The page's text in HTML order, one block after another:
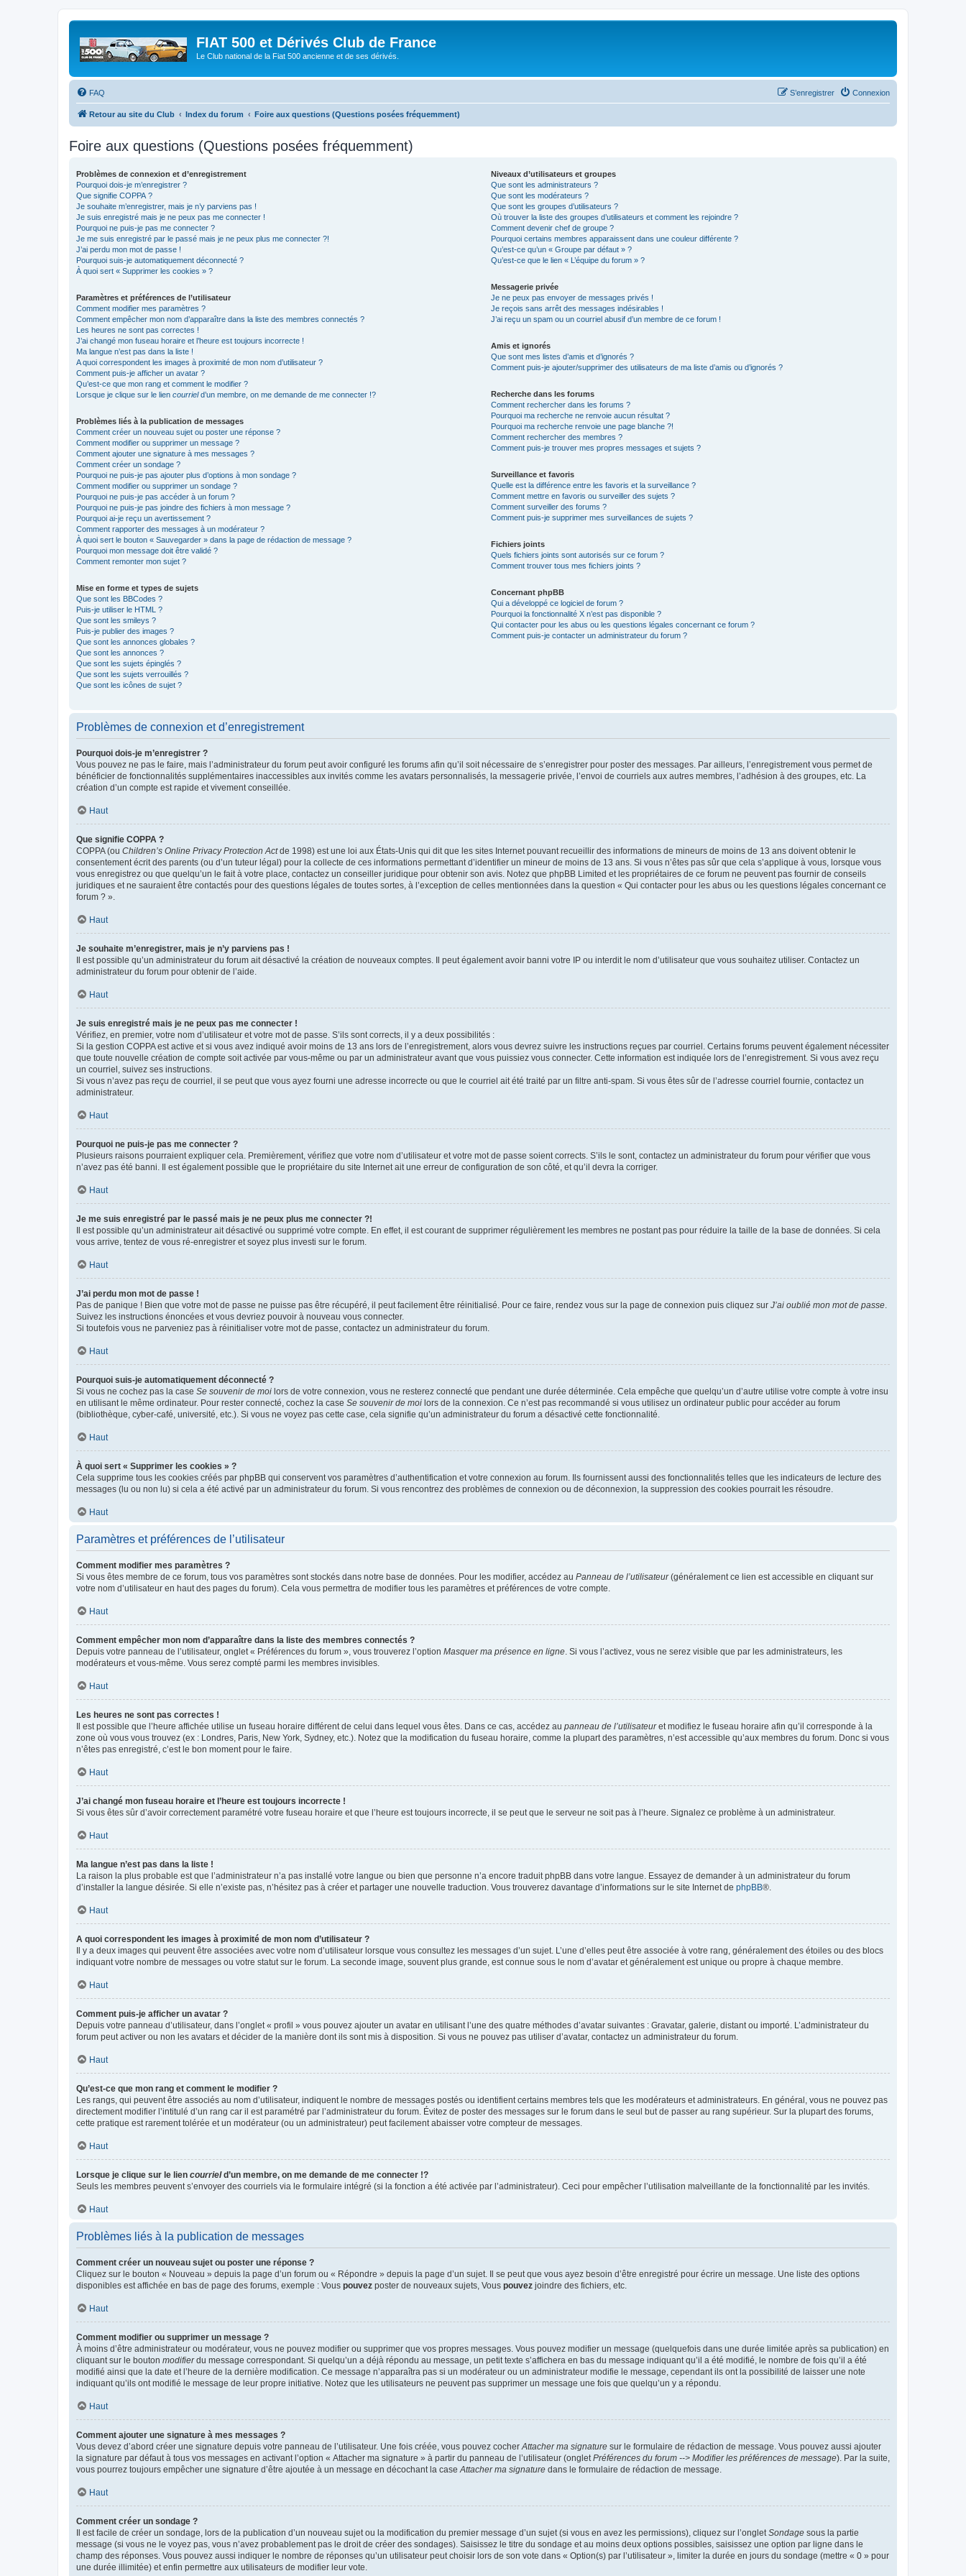
FIAT 500 et Dérivés Club de France
Le Club national de la Fiat 500 ancienne et de ses dérivés.
FAQ Connexion
S’enregistrer
Retour au site du Club Index du forum Foire aux questions (Questions posées fréquemment)
Foire aux questions (Questions posées fréquemment)
Problèmes de connexion et d’enregistrement
Pourquoi dois-je m’enregistrer ?
Que signifie COPPA ?
Je souhaite m’enregistrer, mais je n’y parviens pas !
Je suis enregistré mais je ne peux pas me connecter !
Pourquoi ne puis-je pas me connecter ?
Je me suis enregistré par le passé mais je ne peux plus me connecter ?!
J’ai perdu mon mot de passe !
Pourquoi suis-je automatiquement déconnecté ?
À quoi sert « Supprimer les cookies » ?
Paramètres et préférences de l’utilisateur
Comment modifier mes paramètres ?
Comment empêcher mon nom d’apparaître dans la liste des membres connectés ?
Les heures ne sont pas correctes !
J’ai changé mon fuseau horaire et l’heure est toujours incorrecte !
Ma langue n’est pas dans la liste !
A quoi correspondent les images à proximité de mon nom d’utilisateur ?
Comment puis-je afficher un avatar ?
Qu’est-ce que mon rang et comment le modifier ?
Lorsque je clique sur le lien courrield’un membre, on me demande de me connecter !?
Problèmes liés à la publication de messages
Comment créer un nouveau sujet ou poster une réponse ?
Comment modifier ou supprimer un message ?
Comment ajouter une signature à mes messages ?
Comment créer un sondage ?
Pourquoi ne puis-je pas ajouter plus d’options à mon sondage ?
Comment modifier ou supprimer un sondage ?
Pourquoi ne puis-je pas accéder à un forum ?
Pourquoi ne puis-je pas joindre des fichiers à mon message ?
Pourquoi ai-je reçu un avertissement ?
Comment rapporter des messages à un modérateur ?
À quoi sert le bouton « Sauvegarder » dans la page de rédaction de message ?
Pourquoi mon message doit être validé ?
Comment remonter mon sujet ?
Mise en forme et types de sujets
Que sont les BBCodes ?
Puis-je utiliser le HTML ?
Que sont les smileys ?
Puis-je publier des images ?
Que sont les annonces globales ?
Que sont les annonces ?
Que sont les sujets épinglés ?
Que sont les sujets verrouillés ?
Que sont les icônes de sujet ?
Niveaux d’utilisateurs et groupes
Que sont les administrateurs ?
Que sont les modérateurs ?
Que sont les groupes d’utilisateurs ?
Où trouver la liste des groupes d’utilisateurs et comment les rejoindre ?
Comment devenir chef de groupe ?
Pourquoi certains membres apparaissent dans une couleur différente ?
Qu’est-ce qu’un « Groupe par défaut » ?
Qu’est-ce que le lien « L’équipe du forum » ?
Messagerie privée
Je ne peux pas envoyer de messages privés !
Je reçois sans arrêt des messages indésirables !
J’ai reçu un spam ou un courriel abusif d’un membre de ce forum !
Amis et ignorés
Que sont mes listes d’amis et d’ignorés ?
Comment puis-je ajouter/supprimer des utilisateurs de ma liste d’amis ou d’ignorés ?
Recherche dans les forums
Comment rechercher dans les forums ?
Pourquoi ma recherche ne renvoie aucun résultat ?
Pourquoi ma recherche renvoie une page blanche ?!
Comment rechercher des membres ?
Comment puis-je trouver mes propres messages et sujets ?
Surveillance et favoris
Quelle est la différence entre les favoris et la surveillance ?
Comment mettre en favoris ou surveiller des sujets ?
Comment surveiller des forums ?
Comment puis-je supprimer mes surveillances de sujets ?
Fichiers joints
Quels fichiers joints sont autorisés sur ce forum ?
Comment trouver tous mes fichiers joints ?
Concernant phpBB
Qui a développé ce logiciel de forum ?
Pourquoi la fonctionnalité X n’est pas disponible ?
Qui contacter pour les abus ou les questions légales concernant ce forum ?
Comment puis-je contacter un administrateur du forum ?
Problèmes de connexion et d’enregistrement
Pourquoi dois-je m’enregistrer ?
Vous pouvez ne pas le faire, mais l’administrateur du forum peut avoir configuré les forums afin qu’il soit nécessaire de s’enregistrer pour poster des messages. Par ailleurs, l’enregistrement vous permet de
bénéficier de fonctionnalités supplémentaires inaccessibles aux invités comme les avatars personnalisés, la messagerie privée, l’envoi de courriels aux autres membres, l’adhésion à des groupes, etc. La
création d’un compte est rapide et vivement conseillée.
Haut
Que signifie COPPA ?
COPPA (ou Children’s Online Privacy Protection Actde 1998) est une loi aux États-Unis qui dit que les sites Internet pouvant recueillir des informations de mineurs de moins de 13 ans doivent obtenir le
consentement écrit des parents (ou d’un tuteur légal) pour la collecte de ces informations permettant d’identifier un mineur de moins de 13 ans. Si vous n’êtes pas sûr que cela s’applique à vous, lorsque vous
vous enregistrez ou que quelqu’un le fait à votre place, contactez un conseiller juridique pour obtenir son avis. Notez que phpBB Limited et les propriétaires de ce forum ne peuvent pas fournir de conseils
juridiques et ne sauraient être contactés pour des questions légales de toutes sortes, à l’exception de celles mentionnées dans la question « Qui contacter pour les abus ou les questions légales concernant ce
forum ? ».
Haut
Je souhaite m’enregistrer, mais je n’y parviens pas !
Il est possible qu’un administrateur du forum ait désactivé la création de nouveaux comptes. Il peut également avoir banni votre IP ou interdit le nom d’utilisateur que vous souhaitez utiliser. Contactez un
administrateur du forum pour obtenir de l’aide.
Haut
Je suis enregistré mais je ne peux pas me connecter !
Vérifiez, en premier, votre nom d’utilisateur et votre mot de passe. S’ils sont corrects, il y a deux possibilités :
Si la gestion COPPA est active et si vous avez indiqué avoir moins de 13 ans lors de l’enregistrement, alors vous devrez suivre les instructions reçues par courriel. Certains forums peuvent également nécessiter
que toute nouvelle création de compte soit activée par vous-même ou par un administrateur avant que vous puissiez vous connecter. Cette information est indiquée lors de l’enregistrement. Si vous avez reçu
un courriel, suivez ses instructions.
Si vous n’avez pas reçu de courriel, il se peut que vous ayez fourni une adresse incorrecte ou que le courriel ait été traité par un filtre anti-spam. Si vous êtes sûr de l’adresse courriel fournie, contactez un
administrateur.
Haut
Pourquoi ne puis-je pas me connecter ?
Plusieurs raisons pourraient expliquer cela. Premièrement, vérifiez que votre nom d’utilisateur et votre mot de passe soient corrects. S’ils le sont, contactez un administrateur du forum pour vérifier que vous
n’avez pas été banni. Il est également possible que le propriétaire du site Internet ait une erreur de configuration de son côté, et qu’il devra la corriger.
Haut
Je me suis enregistré par le passé mais je ne peux plus me connecter ?!
Il est possible qu’un administrateur ait désactivé ou supprimé votre compte. En effet, il est courant de supprimer régulièrement les membres ne postant pas pour réduire la taille de la base de données. Si cela
vous arrive, tentez de vous ré-enregistrer et soyez plus investi sur le forum.
Haut
J’ai perdu mon mot de passe !
Pas de panique ! Bien que votre mot de passe ne puisse pas être récupéré, il peut facilement être réinitialisé. Pour ce faire, rendez vous sur la page de connexion puis cliquez sur J’ai oublié mon mot de passe
Suivez les instructions énoncées et vous devriez pouvoir à nouveau vous connecter.
Si toutefois vous ne parveniez pas à réinitialiser votre mot de passe, contactez un administrateur du forum.
Haut
Pourquoi suis-je automatiquement déconnecté ?
Si vous ne cochez pas la case Se souvenir de moi lors de votre connexion, vous ne resterez connecté que pendant une durée déterminée. Cela empêche que quelqu’un d’autre utilise votre compte à votre insu
en utilisant le même ordinateur. Pour rester connecté, cochez la case Se souvenir de moi lors de la connexion. Ce n’est pas recommandé si vous utilisez un ordinateur public pour accéder au forum
(bibliothèque, cyber-café, université, etc.). Si vous ne voyez pas cette case, cela signifie qu’un administrateur du forum a désactivé cette fonctionnalité.
Haut
À quoi sert « Supprimer les cookies » ?
Cela supprime tous les cookies créés par phpBB qui conservent vos paramètres d’authentification et votre connexion au forum. Ils fournissent aussi des fonctionnalités telles que les indicateurs de lecture des
messages (lu ou non lu) si cela a été activé par un administrateur du forum. Si vous rencontrez des problèmes de connexion ou de déconnexion, la suppression des cookies pourrait les résoudre.
Haut
Paramètres et préférences de l’utilisateur
Comment modifier mes paramètres ?
Si vous êtes membre de ce forum, tous vos paramètres sont stockés dans notre base de données. Pour les modifier, accédez au Panneau de l’utilisateur(généralement ce lien est accessible en cliquant sur
votre nom d’utilisateur en haut des pages du forum). Cela vous permettra de modifier tous les paramètres et préférences de votre compte.
Haut
Comment empêcher mon nom d’apparaître dans la liste des membres connectés ?
Depuis votre panneau de l’utilisateur, onglet « Préférences du forum », vous trouverez l’option Masquer ma présence en ligne . Si vous l’activez, vous ne serez visible que par les administrateurs, les
modérateurs et vous-même. Vous serez compté parmi les membres invisibles.
Haut
Les heures ne sont pas correctes !
Il est possible que l’heure affichée utilise un fuseau horaire différent de celui dans lequel vous êtes. Dans ce cas, accédez au panneau de l’utilisateuret modifiez le fuseau horaire afin qu’il corresponde à la
zone où vous vous trouvez (ex : Londres, Paris, New York, Sydney, etc.). Notez que la modification du fuseau horaire, comme la plupart des paramètres, n’est accessible qu’aux membres du forum. Donc si vous
n’êtes pas enregistré, c’est le bon moment pour le faire.
Haut
J’ai changé mon fuseau horaire et l’heure est toujours incorrecte !
Si vous êtes sûr d’avoir correctement paramétré votre fuseau horaire et que l’heure est toujours incorrecte, il se peut que le serveur ne soit pas à l’heure. Signalez ce problème à un administrateur.
Haut
Ma langue n’est pas dans la liste !
La raison la plus probable est que l’administrateur n’a pas installé votre langue ou bien que personne n’a encore traduit phpBB dans votre langue. Essayez de demander à un administrateur du forum
d’installer la langue désirée. Si elle n’existe pas, n’hésitez pas à créer et partager une nouvelle traduction. Vous trouverez davantage d’informations sur le site Internet de phpBB®.
Haut
A quoi correspondent les images à proximité de mon nom d’utilisateur ?
Il y a deux images qui peuvent être associées avec votre nom d’utilisateur lorsque vous consultez les messages d’un sujet. L’une d’elles peut être associée à votre rang, généralement des étoiles ou des blocs
indiquant votre nombre de messages ou votre statut sur le forum. La seconde image, souvent plus grande, est connue sous le nom d’avatar et généralement est unique ou propre à chaque membre.
Haut
Comment puis-je afficher un avatar ?
Depuis votre panneau d’utilisateur, dans l’onglet « profil » vous pouvez ajouter un avatar en utilisant l’une des quatre méthodes d’avatar suivantes : Gravatar, galerie, distant ou importé. L’administrateur du
forum peut activer ou non les avatars et décider de la manière dont ils sont mis à disposition. Si vous ne pouvez pas utiliser d’avatar, contactez un administrateur du forum.
Haut
Qu’est-ce que mon rang et comment le modifier ?
Les rangs, qui peuvent être associés au nom d’utilisateur, indiquent le nombre de messages postés ou identifient certains membres tels que les modérateurs et administrateurs. En général, vous ne pouvez pas
directement modifier l’intitulé d’un rang car il est paramétré par l’administrateur du forum. Évitez de poster des messages sur le forum dans le seul but de passer au rang supérieur. Sur la plupart des forums,
cette pratique est rarement tolérée et un modérateur (ou un administrateur) peut facilement abaisser votre compteur de messages.
Haut
Lorsque je clique sur le lien courrield’un membre, on me demande de me connecter !?
Seuls les membres peuvent s’envoyer des courriels via le formulaire intégré (si la fonction a été activée par l’administrateur). Ceci pour empêcher l’utilisation malveillante de la fonctionnalité par les invités.
Haut
Problèmes liés à la publication de messages
Comment créer un nouveau sujet ou poster une réponse ?
Cliquez sur le bouton « Nouveau » depuis la page d’un forum ou « Répondre » depuis la page d’un sujet. Il se peut que vous ayez besoin d’être enregistré pour écrire un message. Une liste des options
disponibles est affichée en bas de page des forums, exemple : Vous pouvez poster de nouveaux sujets, Vous pouvez joindre des fichiers, etc.
Haut
Comment modifier ou supprimer un message ?
À moins d’être administrateur ou modérateur, vous ne pouvez modifier ou supprimer que vos propres messages. Vous pouvez modifier un message (quelquefois dans une durée limitée après sa publication) en
cliquant sur le bouton modifierdu message correspondant. Si quelqu’un a déjà répondu au message, un petit texte s’affichera en bas du message indiquant qu’il a été modifié, le nombre de fois qu’il a été
modifié ainsi que la date et l’heure de la dernière modification. Ce message n’apparaîtra pas si un modérateur ou un administrateur modifie le message, cependant ils ont la possibilité de laisser une note
indiquant qu’ils ont modifié le message de leur propre initiative. Notez que les utilisateurs ne peuvent pas supprimer un message une fois que quelqu’un y a répondu.
Haut
Comment ajouter une signature à mes messages ?
Vous devez d’abord créer une signature depuis votre panneau de l’utilisateur. Une fois créée, vous pouvez cocher Attacher ma signature sur le formulaire de rédaction de message. Vous pouvez aussi ajouter
la signature par défaut à tous vos messages en activant l’option « Attacher ma signature » à partir du panneau de l’utilisateur (onglet Préférences du forum --> Modifier les préférences de message). Par la suite,
vous pourrez toujours empêcher une signature d’être ajoutée à un message en décochant la case Attacher ma signature dans le formulaire de rédaction de message.
Haut
Comment créer un sondage ?
Il est facile de créer un sondage, lors de la publication d’un nouveau sujet ou la modification du premier message d’un sujet (si vous en avez les permissions), cliquez sur l’onglet Sondage sous la partie
message (si vous ne le voyez pas, vous n’avez probablement pas le droit de créer des sondages). Saisissez le titre du sondage et au moins deux options possibles, saisissez une option par ligne dans le
champ des réponses. Vous pouvez aussi indiquer le nombre de réponses qu’un utilisateur peut choisir lors de son vote dans « Option(s) par l’utilisateur », limiter la durée en jours du sondage (mettre « 0 » pour
une durée illimitée) et enfin permettre aux utilisateurs de modifier leur vote.